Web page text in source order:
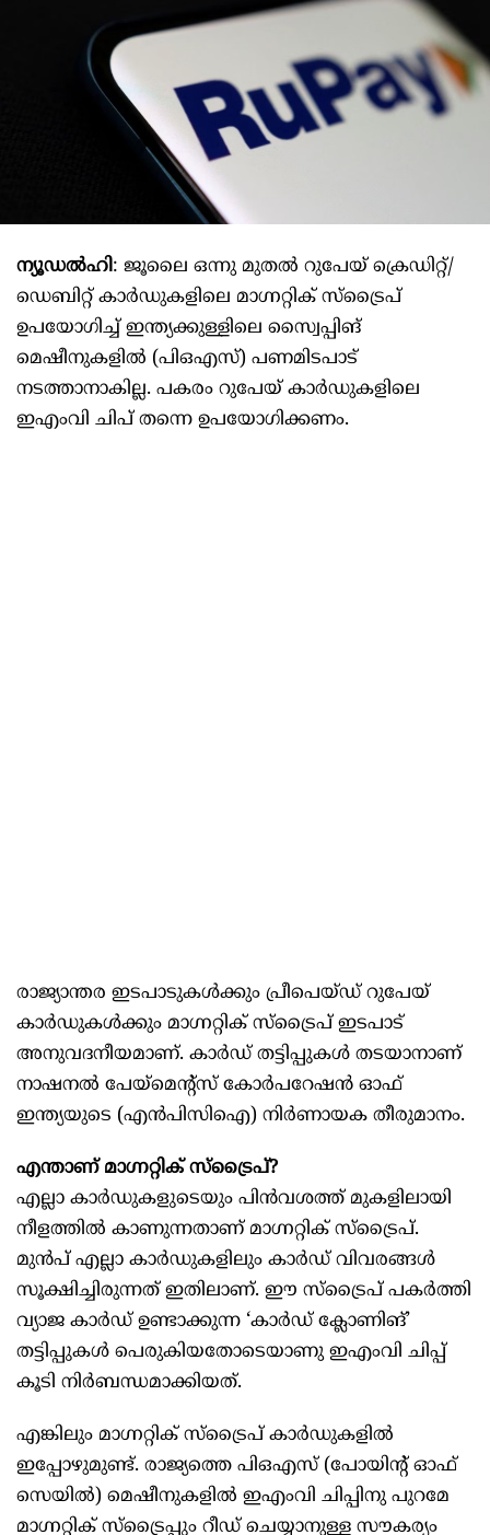
ന്യൂഡൽഹി: ജൂലൈ ഒന്നു മുതൽ റുപേയ് ക്രെഡിറ്റ്/
ഡെബിറ്റ് കാർഡുകളിലെ മാഗ്നറ്റിക് സ്ട്രൈപ്
ഉപയോഗിച്ച് ഇന്ത്യക്കുള്ളിലെ സ്വൈപ്പിങ്
മെഷീനുകളിൽ (പിഒഎസ്) പണമിടപാട്
നടത്താനാകില്ല. പകരം റുപേയ് കാർഡുകളിലെ
ഇഎംവി ചിപ് തന്നെ ഉപയോഗിക്കണം.
രാജ്യാന്തര ഇടപാടുകൾക്കും പ്രീപെയ്ഡ് റുപേയ്
കാർഡുകൾക്കും മാഗ്നറ്റിക് സ്ട്രൈപ് ഇടപാട്
അനുവദനീയമാണ്. കാർഡ് തട്ടിപ്പുകൾ തടയാനാണ്
നാഷനൽ പേയ്മെന്റ്സ് കോർപറേഷൻ ഓഫ്
ഇന്ത്യയുടെ (എൻപിസിഐ) നിർണായക തീരുമാനം.
എന്താണ് മാഗ്നറ്റിക് സ്ട്രൈപ്?
എല്ലാ കാർഡുകളുടെയും പിൻവശത്ത് മുകളിലായി
നീളത്തിൽ കാണുന്നതാണ് മാഗ്നറ്റിക് സ്ട്രൈപ്.
മുൻപ് എല്ലാ കാർഡുകളിലും കാർഡ് വിവരങ്ങൾ
സൂക്ഷിച്ചിരുന്നത് ഇതിലാണ്. ഈ സ്ട്രൈപ് പകർത്തി
വ്യാജ കാർഡ് ഉണ്ടാക്കുന്ന ‘കാർഡ് ക്ലോണിങ്’
തട്ടിപ്പുകൾ പെരുകിയതോടെയാണു ഇഎംവി ചിപ്പ്
കൂടി നിർബന്ധമാക്കിയത്.
എങ്കിലും മാഗ്നറ്റിക് സ്ട്രൈപ് കാർഡുകളിൽ
ഇപ്പോഴുമുണ്ട്. രാജ്യത്തെ പിഒഎസ് (പോയിന്റ് ഓഫ്
സെയിൽ) മെഷീനുകളിൽ ഇഎംവി ചിപ്പിനു പുറമേ
മാഗ്നറ്റിക് സ്ട്രൈപ്പും റീഡ് ചെയ്യാനുള്ള സൗകര്യം